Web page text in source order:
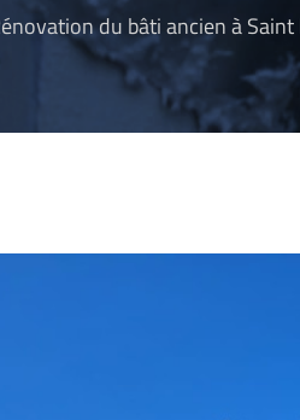
du bâti ancien à